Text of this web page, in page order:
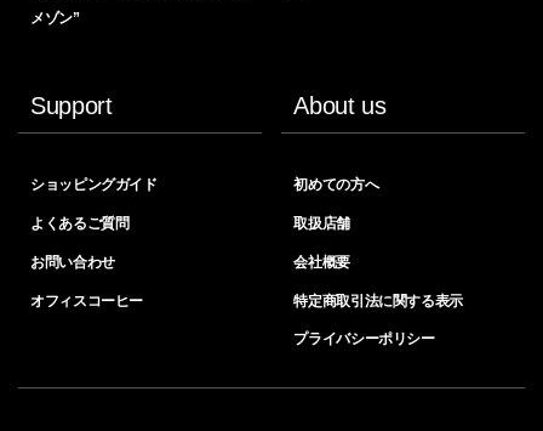
メゾン”
Support
ショッピングガイド
よくあるご質問
お問い合わせ
オフィスコーヒー
About us
初めての方へ
取扱店舗
会社概要
特定商取引法に関する表示
プライバシーポリシー